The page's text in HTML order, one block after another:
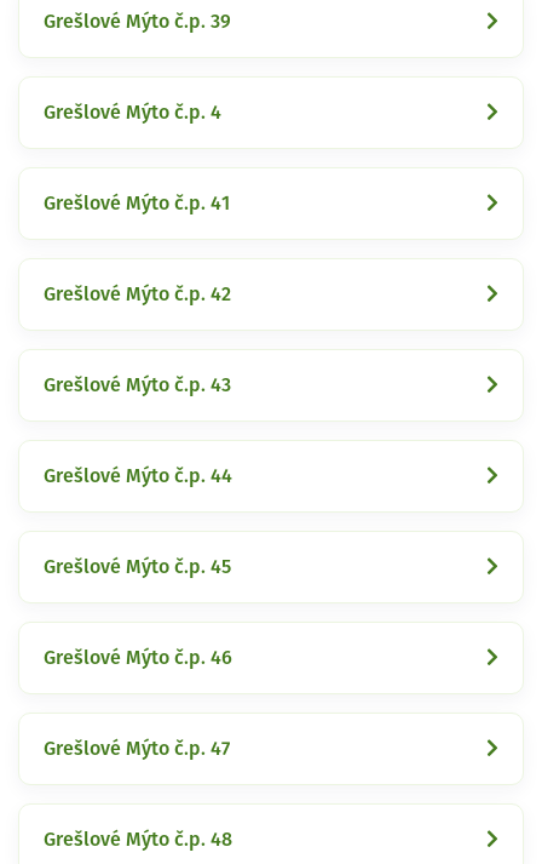
Grešlové Mýto č.p. 39
Grešlové Mýto č.p. 4
Grešlové Mýto č.p. 41
Grešlové Mýto č.p. 42
Grešlové Mýto č.p. 43
Grešlové Mýto č.p. 44
Grešlové Mýto č.p. 45
Grešlové Mýto č.p. 46
Grešlové Mýto č.p. 47
Grešlové Mýto č.p. 48